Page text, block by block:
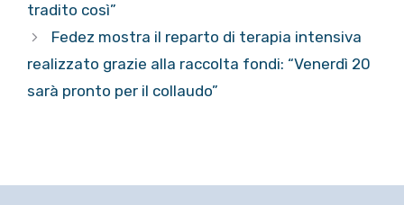
tradito così”
Fedez mostra il reparto di terapia intensiva
realizzato grazie alla raccolta fondi: “Venerdì 20
sarà pronto per il collaudo”